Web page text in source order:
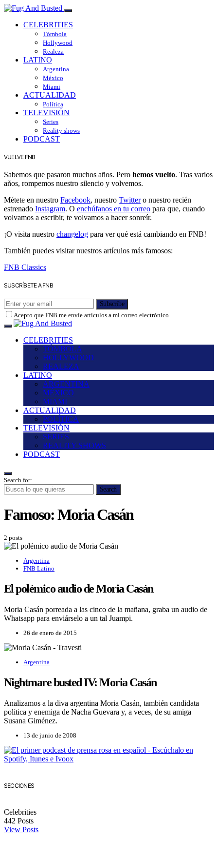
CELEBRITIES
Tómbola
Hollywood
Realeza
LATINO
Argentina
México
Miami
ACTUALIDAD
Política
TELEVISIÓN
Series
Reality shows
PODCAST
VUELVE FNB
Sabemos que pasaron muchos años. Pero hemos vuelto. Tras varios
años, rompemos nuestro silencio y volvemos.
Métete en nuestro Facebook, nuestro Twittero nuestro recién
estrenado Instagram. O enchúfanos en tu correo para que, cuando
volvamos a escribir, te volvamos a hacer sonreír.
¡O visita nuestro changelog para ver qué está cambiando en FNB!
También puedes visitar nuestros artículos más famosos:
FNB Classics
SUSCRÍBETE A FNB
Subscribe
Acepto que FNB me envíe artículos a mi correo electrónico
CELEBRITIES
TÓMBOLA
HOLLYWOOD
REALEZA
LATINO
ARGENTINA
MÉXICO
MIAMI
ACTUALIDAD
POLÍTICA
TELEVISIÓN
SERIES
REALITY SHOWS
PODCAST
Search for:
Search
Famoso:Moria Casán
2 posts
Argentina
FNB Latino
El polémico audio de Moria Casán
Moria Casán porreada a las cinco de la mañana, graba un audio de
Whatsapp para enviárselo a un tal Juampi.
26 de enero de 2015
Argentina
Nightmare busted IV: Moria Casán
Analizamos a la diva argentina Moria Casán, también candidata
política y enemiga de Nacha Guevara y, a veces, de su amiga
Susana Giménez.
13 de junio de 2008
SECCIONES
Celebrities
442 Posts
View Posts